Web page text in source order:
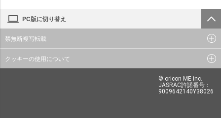
PC版に切り替え
禁無断複写転載
クッキーの使用について
© oricon ME inc.
JASRAC許諾番号：
9009642140Y38026